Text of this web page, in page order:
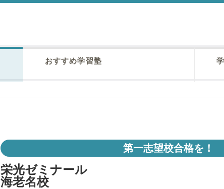
おすすめ学習塾
第一志望校合格を！
栄光ゼミナール
海老名校